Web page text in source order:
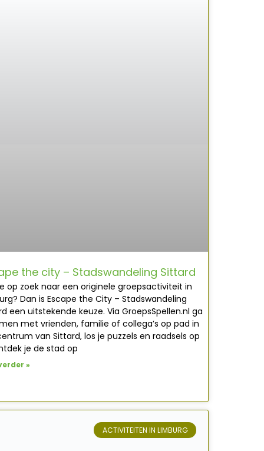
the city – Stadswandeling Sittard
op zoek naar een originele groepsactiviteit in
Dan is Escape the City – Stadswandeling
een uitstekende keuze. Via GroepsSpellen.nl ga
met vrienden, familie of collega’s op pad in
van Sittard, los je puzzels en raadsels op
je de stad op
»
ACTIVITEITEN IN LIMBURG